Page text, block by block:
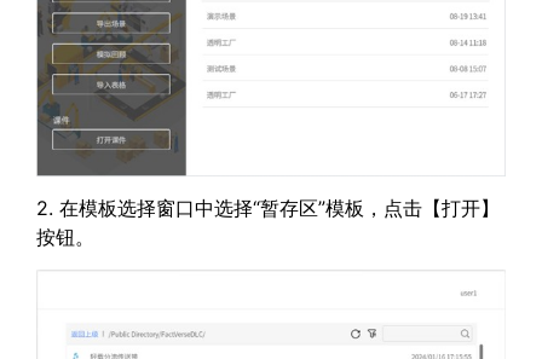
2. 在模板选择窗口中选择“暂存区”模板，点击【打开】
按钮。